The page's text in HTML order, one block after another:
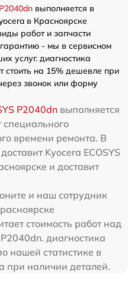
выполняется в
в Красноярске
работ и запчасти
- мы в сервисном
услуг. диагностика
стоить на 15% дешевле при
звонок или форму
P2040dn выполняется
специального
времени ремонта. В
Kyocera ECOSYS
и доставит
и наш сотрудник
стоимость работ над
диагностика
нашей статистике в
при наличии деталей.